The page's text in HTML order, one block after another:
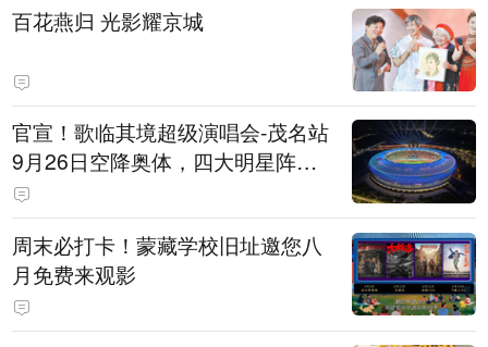
百花燕归 光影耀京城
官宣！歌临其境超级演唱会-茂名站
9月26日空降奥体，四大明星阵容
重磅揭晓
周末必打卡！蒙藏学校旧址邀您八
月免费来观影